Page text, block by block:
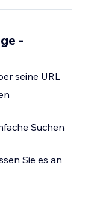
-
seine URL
Suchen
Sie es an